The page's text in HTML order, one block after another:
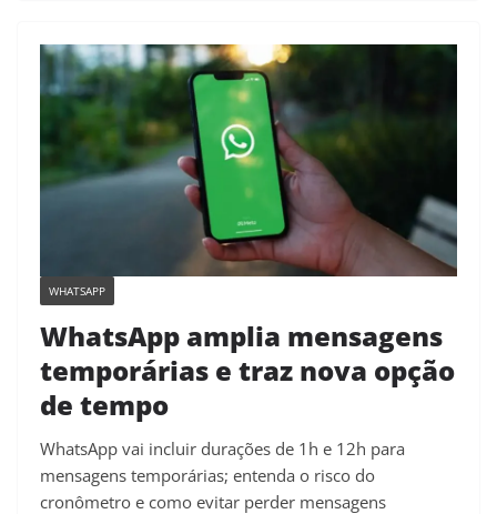
WHATSAPP
WhatsApp amplia mensagens
temporárias e traz nova opção
de tempo
WhatsApp vai incluir durações de 1h e 12h para
mensagens temporárias; entenda o risco do
cronômetro e como evitar perder mensagens